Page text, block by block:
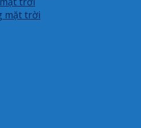
mặt trời